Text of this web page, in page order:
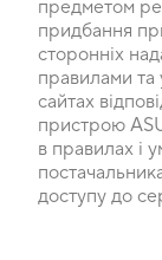
предметом
придбання
сторонніх
правилами та
сайтах
пристрою
в правилах і
доступу до